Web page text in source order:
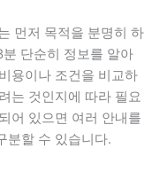
먼저 목적을 분명히 하
단순히 정보를 알아
용이나 조건을 비교하
는 것인지에 따라 필요
어 있으면 여러 안내를
분할 수 있습니다.